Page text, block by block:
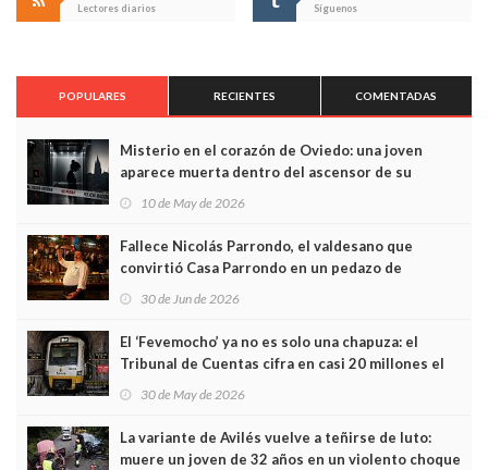
Lectores diarios
Síguenos
POPULARES RECIENTES COMENTADAS
Misterio en el corazón de Oviedo: una joven
aparece muerta dentro del ascensor de su
edificio y las cámaras captan sus últimos minutos
10 de May de 2026
Fallece Nicolás Parrondo, el valdesano que
convirtió Casa Parrondo en un pedazo de
Asturias en Madrid
30 de Jun de 2026
El ‘Fevemocho’ ya no es solo una chapuza: el
Tribunal de Cuentas cifra en casi 20 millones el
sobrecoste de los trenes que no cabían por los
30 de May de 2026
La variante de Avilés vuelve a teñirse de luto:
muere un joven de 32 años en un violento choque